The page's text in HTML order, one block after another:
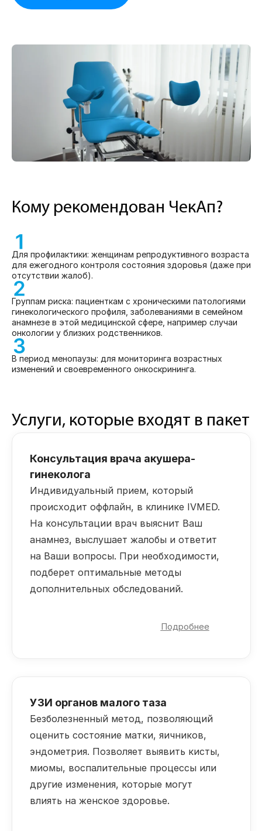
Кому рекомендован ЧекАп?
Для профилактики: женщинам репродуктивного возраста
для ежегодного контроля состояния здоровья (даже при
отсутствии жалоб).
Группам риска: пациенткам с хроническими патологиями
гинекологического профиля, заболеваниями в семейном
анамнезе в этой медицинской сфере, например случаи
онкологии у близких родственников.
В период менопаузы: для мониторинга возрастных
изменений и своевременного онкоскрининга.
Услуги, которые входят в пакет
Консультация врача акушера-
гинеколога
Индивидуальный прием, который
происходит оффлайн, в клинике IVMED.
На консультации врач выяснит Ваш
анамнез, выслушает жалобы и ответит
на Ваши вопросы. При необходимости,
подберет оптимальные методы
дополнительных обследований.
интимному здоровью, контрацепции.
Разъяснение результатов предыдущих
анализов, при наличии.
При обнаружении подозрительных
симптомов — план дальнейшего
обследования.
В чем ценность консультации для Вас:
Подробнее
УЗИ органов малого таза
Безболезненный метод, позволяющий
оценить состояние матки, яичников,
эндометрия. Позволяет выявить кисты,
миомы, воспалительные процессы или
другие изменения, которые могут
влиять на женское здоровье.